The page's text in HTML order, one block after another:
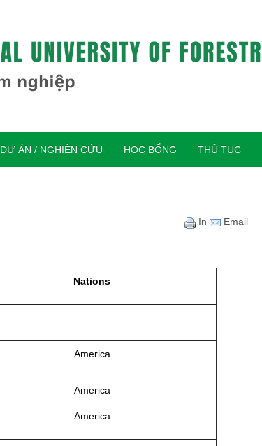
DỰ ÁN / NGHIÊN CỨU HỌC BỔNG THỦ TỤC
In Email
Nations
America
America
America